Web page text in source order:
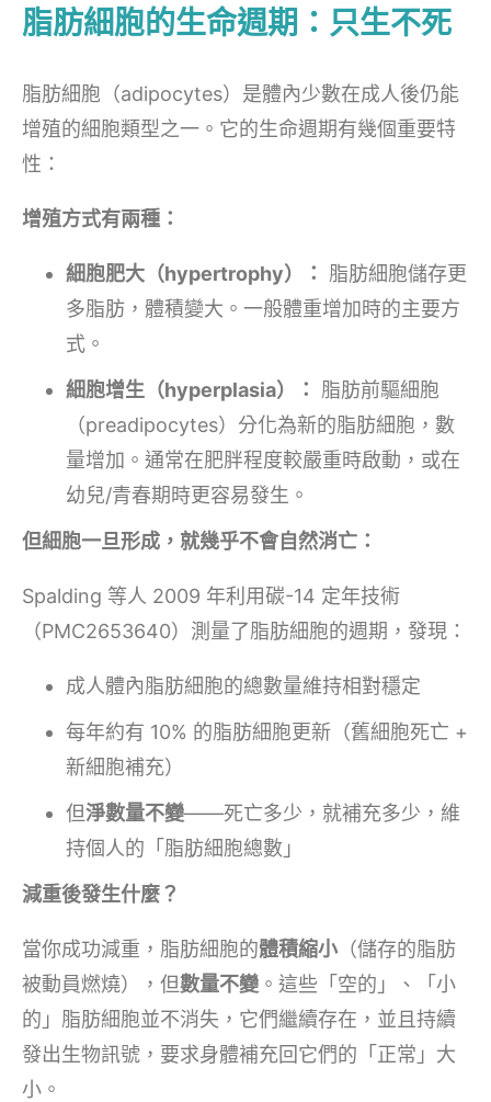
脂肪細胞的生命週期：只生不死
脂肪細胞（adipocytes）是體內少數在成人後仍能
增殖的細胞類型之一。它的生命週期有幾個重要特
性：
增殖方式有兩種：
細胞肥大（hypertrophy）：
脂肪細胞儲存更
多脂肪，體積變大。一般體重增加時的主要方
式。
細胞增生（hyperplasia）：
脂肪前驅細胞
（preadipocytes）分化為新的脂肪細胞，數
量增加。通常在肥胖程度較嚴重時啟動，或在
幼兒/青春期時更容易發生。
但細胞一旦形成，就幾乎不會自然消亡：
Spalding 等人 2009 年利用碳-14 定年技術
（PMC2653640）測量了脂肪細胞的週期，發現：
成人體內脂肪細胞的總數量維持相對穩定
每年約有 10% 的脂肪細胞更新（舊細胞死亡 +
新細胞補充）
但淨數量不變——死亡多少，就補充多少，維
持個人的「脂肪細胞總數」
減重後發生什麼？
當你成功減重，脂肪細胞的體積縮小（儲存的脂肪
被動員燃燒），但數量不變 。這些「空的」、「小
的」脂肪細胞並不消失，它們繼續存在，並且持續
發出生物訊號，要求身體補充回它們的「正常」大
小。